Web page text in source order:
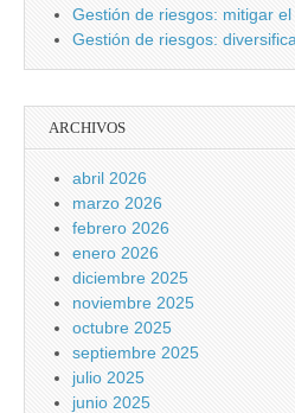
Gestión de riesgos: mitigar
Gestión de riesgos:
ARCHIVOS
abril 2026
marzo 2026
febrero 2026
enero 2026
diciembre 2025
noviembre 2025
octubre 2025
septiembre 2025
julio 2025
junio 2025